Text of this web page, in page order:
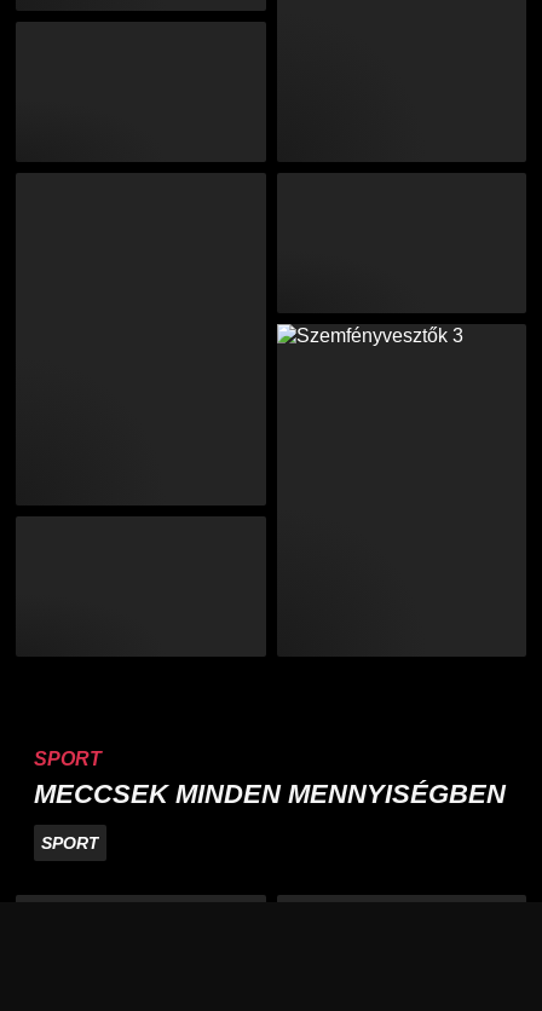
SPORT
MECCSEK MINDEN MENNYISÉGBEN
SPORT